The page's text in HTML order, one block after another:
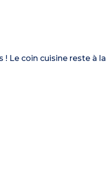
! Le coin cuisine reste à la